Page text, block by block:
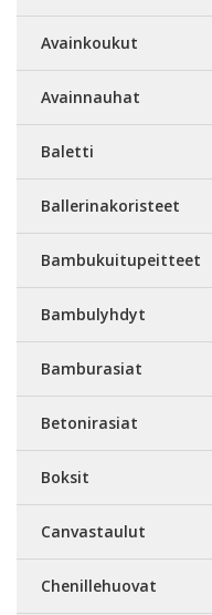
Avainkoukut
Avainnauhat
Baletti
Ballerinakoristeet
Bambukuitupeitteet
Bambulyhdyt
Bamburasiat
Betonirasiat
Boksit
Canvastaulut
Chenillehuovat